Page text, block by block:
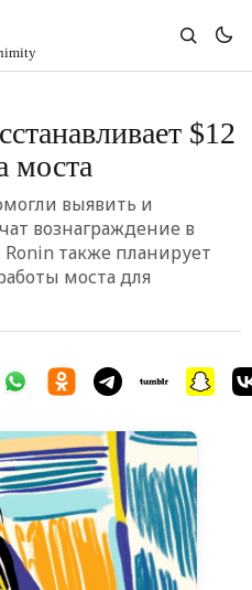
$12
моста
выявить и
вознаграждение в
Ronin также планирует
моста для